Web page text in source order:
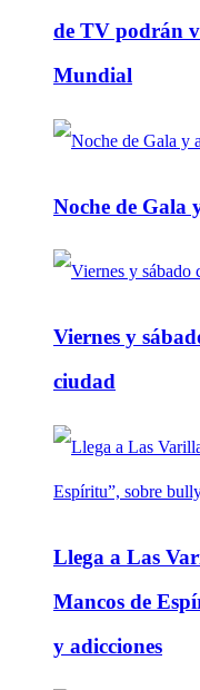
de TV podrán
Mundial
Noche de Gala
Viernes y
ciudad
Llega a Las
Mancos de
y adicciones